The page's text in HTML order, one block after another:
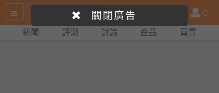
尋
產
品
比
會
員
0
新聞 評測 討論 產品 買賣
關閉廣告